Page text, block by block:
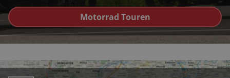
Motorrad Touren